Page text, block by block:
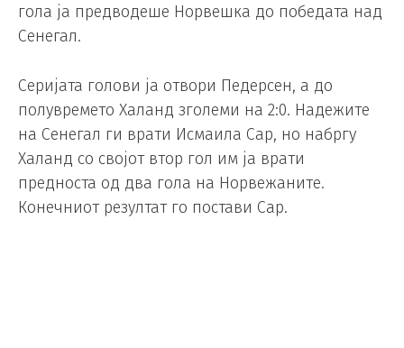
гола ја предводеше Норвешка до победата над
Сенегал.
Серијата голови ја отвори Педерсен, а до
полувремето Халанд зголеми на 2:0. Надежите
на Сенегал ги врати Исмаила Сар, но набргу
Халанд со својот втор гол им ја врати
предноста од два гола на Норвежаните.
Конечниот резултат го постави Сар.